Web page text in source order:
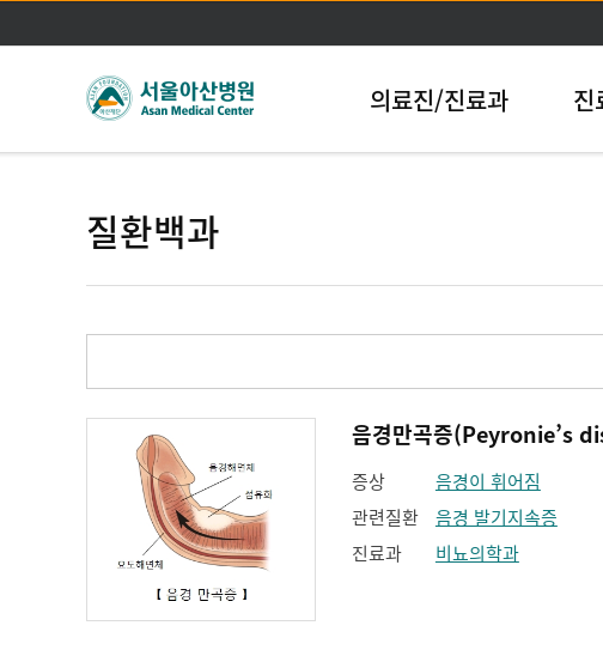
의료진/진료과 진
질환백과
음경만곡증(Peyronie’s
증상
음경이 휘어짐
관련질환
음경 발기지속증
진료과
비뇨의학과